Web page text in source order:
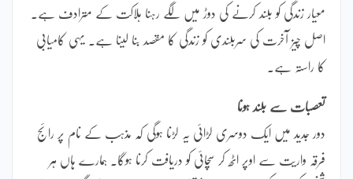
معیار زندگی کو بلند کرنے کی دوڑ میں لگے رہنا ہلاکت کے مترادف ہے۔
اصل چیز آخرت کی سربلندی کو زندگی کا مقصد بنا لینا ہے۔ یہی کامیابی
کا راستہ ہے۔
تعصبات سے بلند ہونا
دور جدید میں ایک دوسری لڑائی یہ لڑنا ہوگی کہ مذہب کے نام پر رائج
فرقہ واریت سے اوپر اٹھ کر سچائی کو دریافت کرنا ہوگا۔ ہمارے ہاں ہر